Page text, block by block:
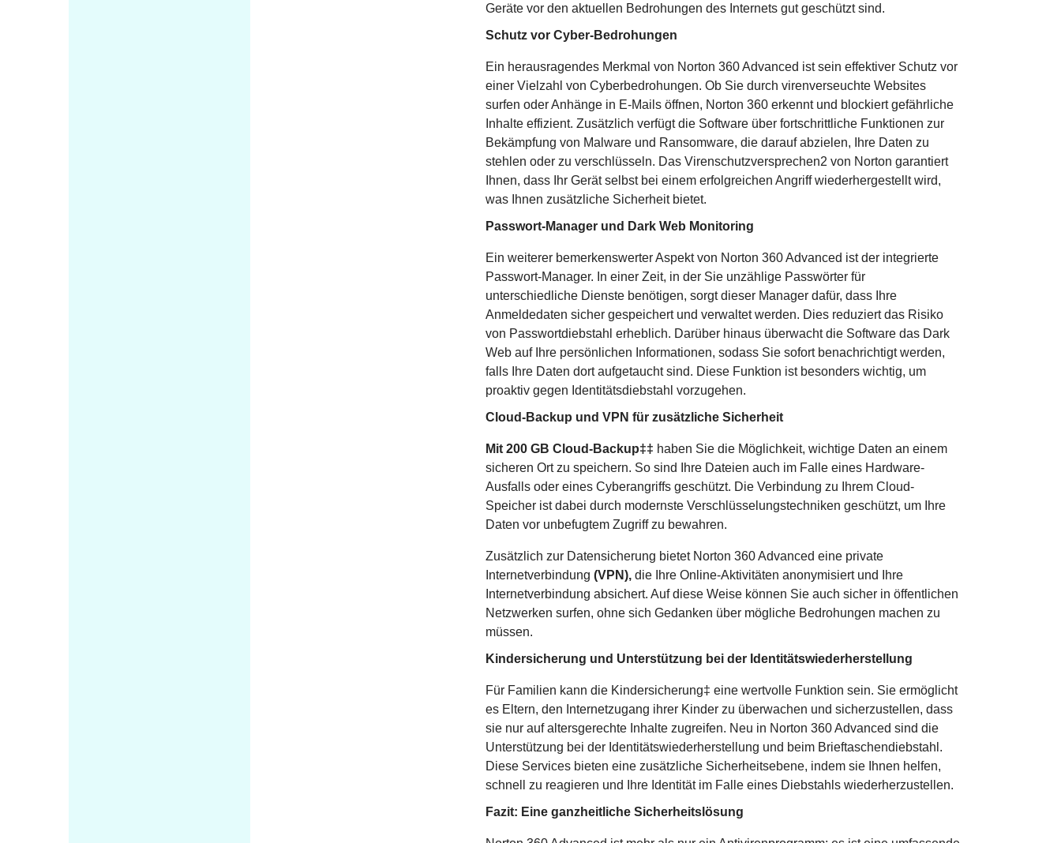
Geräte vor den aktuellen Bedrohungen des Internets gut geschützt sind.
Schutz vor Cyber-Bedrohungen
Ein herausragendes Merkmal von Norton 360 Advanced ist sein effektiver Schutz vor
einer Vielzahl von Cyberbedrohungen. Ob Sie durch virenverseuchte Websites
surfen oder Anhänge in E-Mails öffnen, Norton 360 erkennt und blockiert gefährliche
Inhalte effizient. Zusätzlich verfügt die Software über fortschrittliche Funktionen zur
Bekämpfung von Malware und Ransomware, die darauf abzielen, Ihre Daten zu
stehlen oder zu verschlüsseln. Das Virenschutzversprechen2 von Norton garantiert
Ihnen, dass Ihr Gerät selbst bei einem erfolgreichen Angriff wiederhergestellt wird,
was Ihnen zusätzliche Sicherheit bietet.
Passwort-Manager und Dark Web Monitoring
Ein weiterer bemerkenswerter Aspekt von Norton 360 Advanced ist der integrierte
Passwort-Manager. In einer Zeit, in der Sie unzählige Passwörter für
unterschiedliche Dienste benötigen, sorgt dieser Manager dafür, dass Ihre
Anmeldedaten sicher gespeichert und verwaltet werden. Dies reduziert das Risiko
von Passwortdiebstahl erheblich. Darüber hinaus überwacht die Software das Dark
Web auf Ihre persönlichen Informationen, sodass Sie sofort benachrichtigt werden,
falls Ihre Daten dort aufgetaucht sind. Diese Funktion ist besonders wichtig, um
proaktiv gegen Identitätsdiebstahl vorzugehen.
Cloud-Backup und VPN für zusätzliche Sicherheit
Mit 200 GB Cloud-Backup‡‡ haben Sie die Möglichkeit, wichtige Daten an einem
sicheren Ort zu speichern. So sind Ihre Dateien auch im Falle eines Hardware-
Ausfalls oder eines Cyberangriffs geschützt. Die Verbindung zu Ihrem Cloud-
Speicher ist dabei durch modernste Verschlüsselungstechniken geschützt, um Ihre
Daten vor unbefugtem Zugriff zu bewahren.
Zusätzlich zur Datensicherung bietet Norton 360 Advanced eine private
Internetverbindung (VPN), die Ihre Online-Aktivitäten anonymisiert und Ihre
Internetverbindung absichert. Auf diese Weise können Sie auch sicher in öffentlichen
Netzwerken surfen, ohne sich Gedanken über mögliche Bedrohungen machen zu
müssen.
Kindersicherung und Unterstützung bei der Identitätswiederherstellung
Für Familien kann die Kindersicherung‡ eine wertvolle Funktion sein. Sie ermöglicht
es Eltern, den Internetzugang ihrer Kinder zu überwachen und sicherzustellen, dass
sie nur auf altersgerechte Inhalte zugreifen. Neu in Norton 360 Advanced sind die
Unterstützung bei der Identitätswiederherstellung und beim Brieftaschendiebstahl.
Diese Services bieten eine zusätzliche Sicherheitsebene, indem sie Ihnen helfen,
schnell zu reagieren und Ihre Identität im Falle eines Diebstahls wiederherzustellen.
Fazit: Eine ganzheitliche Sicherheitslösung